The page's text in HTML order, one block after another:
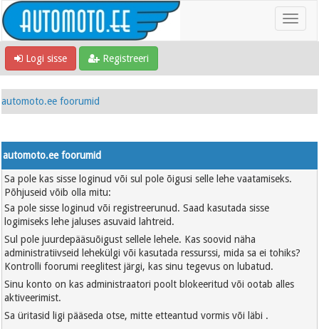
Logi sisse Registreeri
automoto.ee foorumid
automoto.ee foorumid
Sa pole kas sisse loginud või sul pole õigusi selle lehe vaatamiseks.
Põhjuseid võib olla mitu:
Sa pole sisse loginud või registreerunud. Saad kasutada sisse
logimiseks lehe jaluses asuvaid lahtreid.
Sul pole juurdepääsuõigust sellele lehele. Kas soovid näha
administratiivseid lehekülgi või kasutada ressurssi, mida sa ei tohiks?
Kontrolli foorumi reeglitest järgi, kas sinu tegevus on lubatud.
Sinu konto on kas administraatori poolt blokeeritud või ootab alles
aktiveerimist.
Sa üritasid ligi pääseda otse, mitte etteantud vormis või läbi .